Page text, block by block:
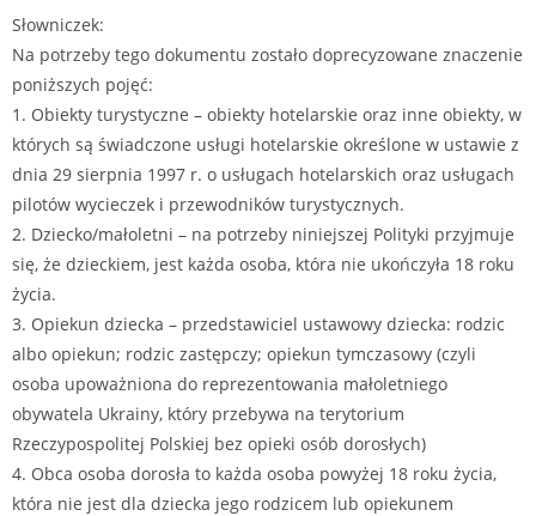
Słowniczek:
Na potrzeby tego dokumentu zostało doprecyzowane znaczenie
poniższych pojęć:
1. Obiekty turystyczne – obiekty hotelarskie oraz inne obiekty, w
których są świadczone usługi hotelarskie określone w ustawie z
dnia 29 sierpnia 1997 r. o usługach hotelarskich oraz usługach
pilotów wycieczek i przewodników turystycznych.
2. Dziecko/małoletni – na potrzeby niniejszej Polityki przyjmuje
się, że dzieckiem, jest każda osoba, która nie ukończyła 18 roku
życia.
3. Opiekun dziecka – przedstawiciel ustawowy dziecka: rodzic
albo opiekun; rodzic zastępczy; opiekun tymczasowy (czyli
osoba upoważniona do reprezentowania małoletniego
obywatela Ukrainy, który przebywa na terytorium
Rzeczypospolitej Polskiej bez opieki osób dorosłych)
4. Obca osoba dorosła to każda osoba powyżej 18 roku życia,
która nie jest dla dziecka jego rodzicem lub opiekunem